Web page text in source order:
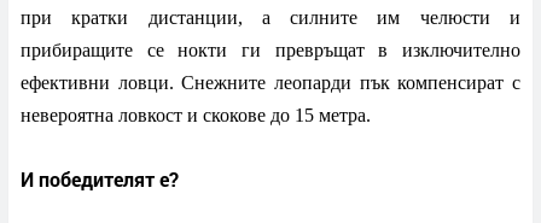
при кратки дистанции, а силните им челюсти и
прибиращите се нокти ги превръщат в изключително
ефективни ловци. Снежните леопарди пък компенсират с
невероятна ловкост и скокове до 15 метра.
И победителят е?